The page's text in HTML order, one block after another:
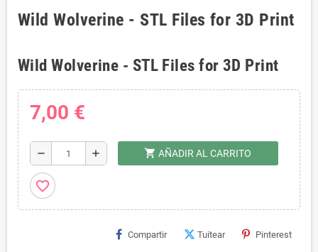
Wild Wolverine - STL Files for 3D Print
Wild Wolverine - STL Files for 3D Print
7,00 €
remove add shopping_cart AÑADIR AL CARRITO
favorite_border
Compartir Tuitear Pinterest